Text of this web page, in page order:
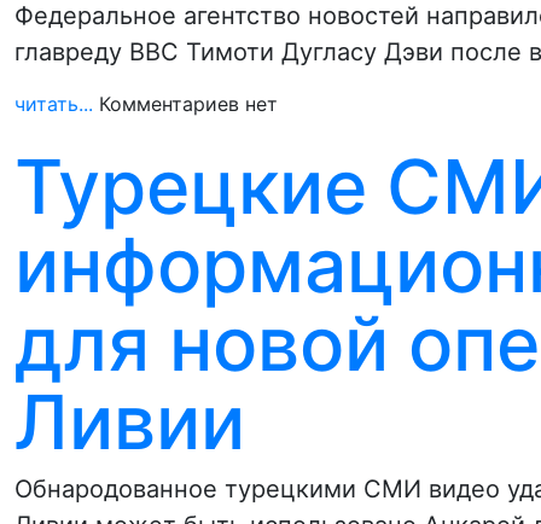
Федеральное агентство новостей
главреду BBC Тимоти Дугласу Дэви
читать... Комментариев нет
Турецкие
для новой
Ливии
Обнародованное турецкими СМИ видео